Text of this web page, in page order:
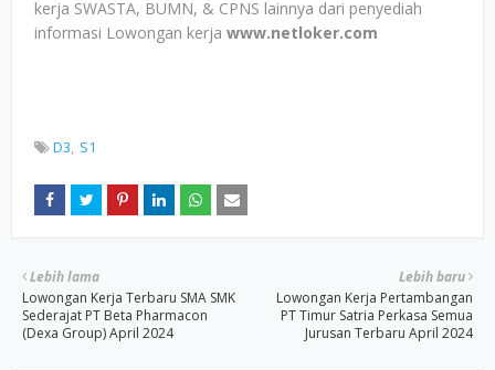
kerja SWASTA, BUMN, & CPNS lainnya dari penyediah
informasi Lowongan kerja www.netloker.com
D3 S1
Lebih baru
Lowongan Kerja Pertambangan
PT Timur Satria Perkasa Semua
Jurusan Terbaru April 2024
Lebih lama
Lowongan Kerja Terbaru SMA SMK
Sederajat PT Beta Pharmacon
(Dexa Group) April 2024